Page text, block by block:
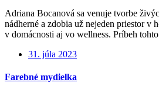
Adriana Bocanová sa venuje tvorbe
nádherné a zdobia už nejeden priestor v
v domácnosti aj vo wellness. Príbeh
31. júla 2023
Farebné mydielka